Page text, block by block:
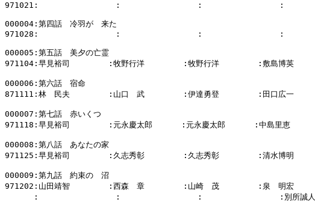
971021:                :                :                :
000004:第四話　冷羽が　来た
971028:                :                :                :
000005:第五話　美夕の亡霊
971104:早見裕司        :牧野行洋        :牧野行洋        :敷島博英
000006:第六話　宿命
871111:林　民夫        :山口　武        :伊達勇登        :田口広一
000007:第七話　赤いくつ
971118:早見裕司        :元永慶太郎      :元永慶太郎      :中島里恵
000008:第八話　あなたの家
971125:早見裕司        :久志秀彰        :久志秀彰        :清水博明
000009:第九話　約束の　沼
971202:山田靖智        :西森　章        :山崎　茂        :泉　明宏
      :                :                :                :別所誠人